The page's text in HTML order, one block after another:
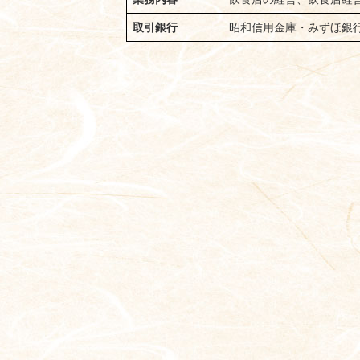
取引銀行 昭和信用金庫・みずほ銀